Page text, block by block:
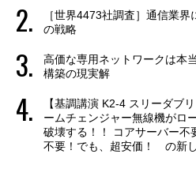
［世界4473社調査］通信業
の戦略
高価な専用ネットワークは本
構築の現実解
【基調講演 K2-4 スリーダブ
ームチェンジャー無線機がロ
破壊する！！ コアサーバー不
不要！でも、超安価！ の新